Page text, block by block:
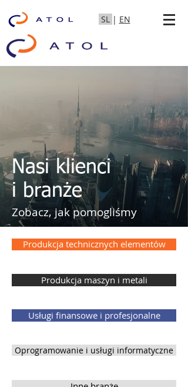
SL | EN
Produkcja maszyn i metali
Nasi klienci
i branże
Zobacz, jak pomogliśmy
Oprogramowanie i usługi informatyczne
Usługi finansowe i profesjonalne
Produkcja technicznych elementów